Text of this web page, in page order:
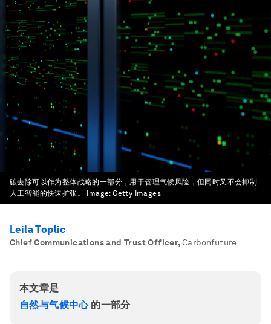
碳去除可以作为整体战略的一部分，用于管理气候风险，但同时又不会抑制
人工智能的快速扩张。
Image:Getty Images
Leila Toplic
Chief Communications and Trust Officer, Carbonfuture
本文章是
自然与气候中心的一部分